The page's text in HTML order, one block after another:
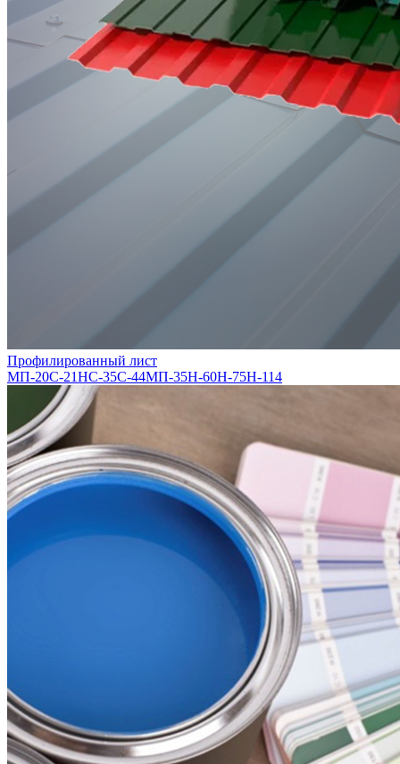
Профилированный лист
МП-20С-21НС-35С-44МП-35Н-60Н-75Н-114